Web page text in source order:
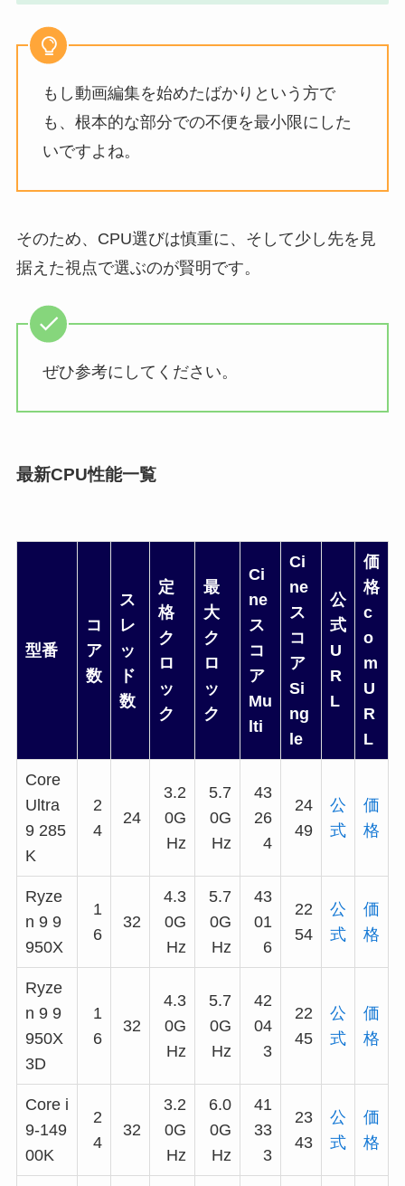
もし動画編集を始めたばかりという方で
も、根本的な部分での不便を最小限にした
いですよね。
そのため、CPU選びは慎重に、そして少し先を見
据えた視点で選ぶのが賢明です。
ぜひ参考にしてください。
最新CPU性能一覧
型番
コ
ア
数
ス
レ
ッ
ド
数
定
格
ク
ロ
ッ
ク
最
大
ク
ロ
ッ
ク
Ci
ne
ス
コ
ア
Mu
lti
Ci
ne
ス
コ
ア
Si
ng
le
公
式
U
R
L
価
格
c
o
m
U
R
L
Core
Ultra
9 285
K
2
4
24
3.2
0G
Hz
5.7
0G
Hz
43
26
4
24
49
公
式
価
格
Ryze
n 9 9
950X
1
6
32
4.3
0G
Hz
5.7
0G
Hz
43
01
6
22
54
公
式
価
格
Ryze
n 9 9
950X
3D
1
6
32
4.3
0G
Hz
5.7
0G
Hz
42
04
3
22
45
公
式
価
格
Core i
9-149
00K
2
4
32
3.2
0G
Hz
6.0
0G
Hz
41
33
3
23
43
公
式
価
格